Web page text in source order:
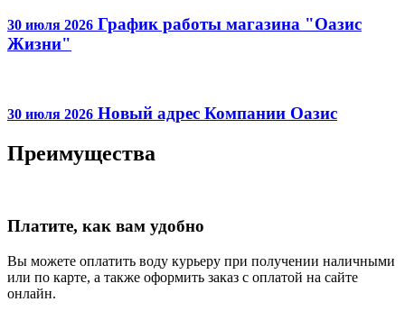
30 июля 2026 График работы магазина "Оазис
Жизни"
30 июля 2026 Новый адрес Компании Оазис
Преимущества
Платите, как вам удобно
Вы можете оплатить воду курьеру при получении наличными
или по карте, а также оформить заказ с оплатой на сайте
онлайн.